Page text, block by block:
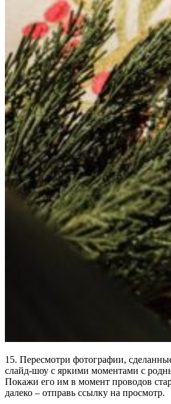
15. Пересмотри фотографии,
слайд-шоу с яркими моментами с
Покажи его им в момент проводов
далеко – отправь ссылку на просмотр.